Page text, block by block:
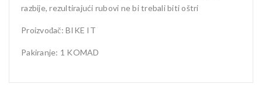
razbije, rezultirajući rubovi ne bi trebali biti oštri
Proizvođač: BIKE IT
Pakiranje: 1 KOMAD